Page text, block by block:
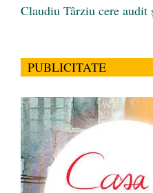
Claudiu Târziu cere audit
PUBLICITATE